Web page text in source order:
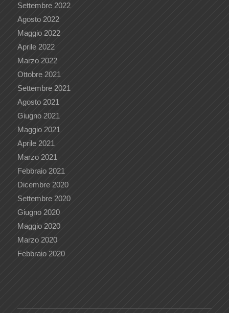
Settembre 2022
Agosto 2022
Maggio 2022
Aprile 2022
Marzo 2022
Ottobre 2021
Settembre 2021
Agosto 2021
Giugno 2021
Maggio 2021
Aprile 2021
Marzo 2021
Febbraio 2021
Dicembre 2020
Settembre 2020
Giugno 2020
Maggio 2020
Marzo 2020
Febbraio 2020